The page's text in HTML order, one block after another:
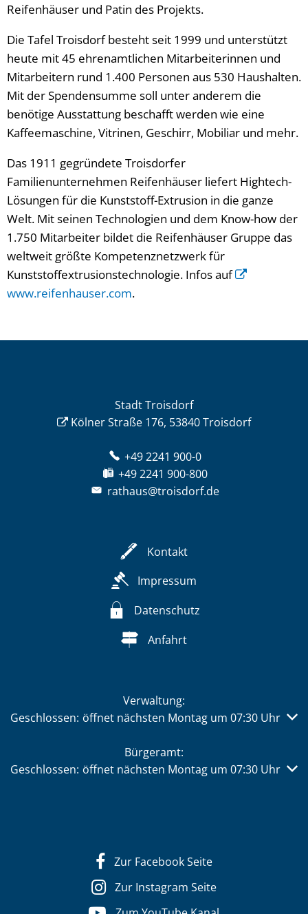
Reifenhäuser und Patin des Projekts.
Die Tafel Troisdorf besteht seit 1999 und unterstützt
heute mit 45 ehrenamtlichen Mitarbeiterinnen und
Mitarbeitern rund 1.400 Personen aus 530 Haushalten.
Mit der Spendensumme soll unter anderem die
benötige Ausstattung beschafft werden wie eine
Kaffeemaschine, Vitrinen, Geschirr, Mobiliar und mehr.
Das 1911 gegründete Troisdorfer
Familienunternehmen Reifenhäuser liefert Hightech-
Lösungen für die Kunststoff-Extrusion in die ganze
Welt. Mit seinen Technologien und dem Know-how der
1.750 Mitarbeiter bildet die Reifenhäuser Gruppe das
weltweit größte Kompetenznetzwerk für
Kunststoffextrusionstechnologie. Infos auf
www.reifenhauser.com.
Stadt Troisdorf
Kölner Straße 176, 53840 Troisdorf
+49 2241 900-0
+49 2241 900-800
rathaus@troisdorf.de
Kontakt
Impressum
Datenschutz
Anfahrt
Verwaltung:
Klicken, um weitere Öffnungs- oder Schließzeiten
Geschlossen: öffnet nächsten Montag um 07:30 Uhr
Bürgeramt:
Klicken, um weitere Öffnungs- oder Schließzeiten
Geschlossen: öffnet nächsten Montag um 07:30 Uhr
Zur Facebook Seite
Zur Instagram Seite